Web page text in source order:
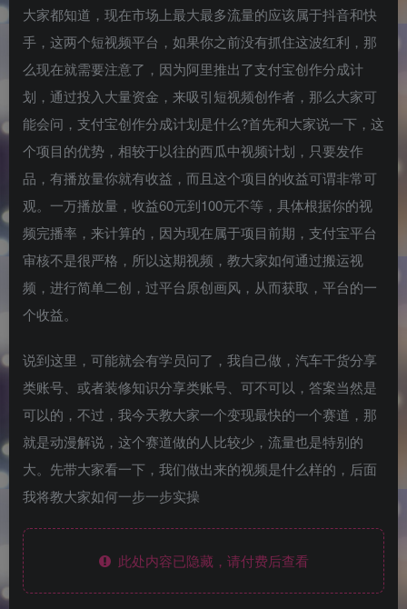
大家都知道，现在市场上最大最多流量的应该属于抖音和快
手，这两个短视频平台，如果你之前没有抓住这波红利，那
么现在就需要注意了，因为阿里推出了支付宝创作分成计
划，通过投入大量资金，来吸引短视频创作者，那么大家可
能会问，支付宝创作分成计划是什么?首先和大家说一下，这
个项目的优势，相较于以往的西瓜中视频计划，只要发作
品，有播放量你就有收益，而且这个项目的收益可谓非常可
观。一万播放量，收益60元到100元不等，具体根据你的视
频完播率，来计算的，因为现在属于项目前期，支付宝平台
审核不是很严格，所以这期视频，教大家如何通过搬运视
频，进行简单二创，过平台原创画风，从而获取，平台的一
个收益。
说到这里，可能就会有学员问了，我自己做，汽车干货分享
类账号、或者装修知识分享类账号、可不可以，答案当然是
可以的，不过，我今天教大家一个变现最快的一个赛道，那
就是动漫解说，这个赛道做的人比较少，流量也是特别的
大。先带大家看一下，我们做出来的视频是什么样的，后面
我将教大家如何一步一步实操
此处内容已隐藏，请付费后查看